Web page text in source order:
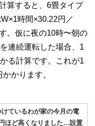
算すると、6畳タイプ
時間×30.22円／
。仮に夜の10時〜朝の
連続運転した場合、1
る計算です。これが1
かります。
けているわが家の今月の電
ほど高くなりました…設置